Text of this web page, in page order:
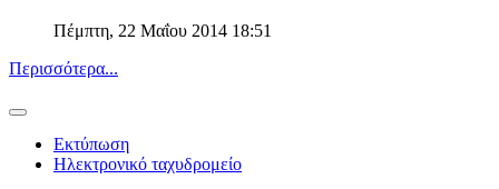
Πέμπτη, 22 Μαΐου 2014 18:51
Περισσότερα...
Εκτύπωση
Ηλεκτρονικό ταχυδρομείο